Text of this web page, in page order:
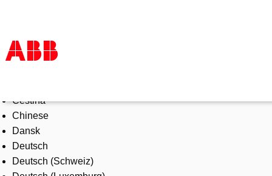
Products & Solutions
Industries
Services
About us
Where to buy
Čeština
Chinese
Dansk
Deutsch
Deutsch (Schweiz)